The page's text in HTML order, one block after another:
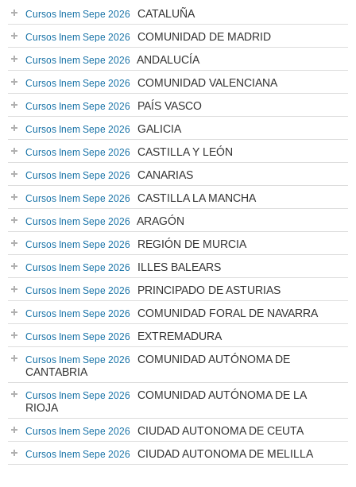
Cursos Inem Sepe 2026 CATALUÑA
Cursos Inem Sepe 2026 COMUNIDAD DE MADRID
Cursos Inem Sepe 2026 ANDALUCÍA
Cursos Inem Sepe 2026 COMUNIDAD VALENCIANA
Cursos Inem Sepe 2026 PAÍS VASCO
Cursos Inem Sepe 2026 GALICIA
Cursos Inem Sepe 2026 CASTILLA Y LEÓN
Cursos Inem Sepe 2026 CANARIAS
Cursos Inem Sepe 2026 CASTILLA LA MANCHA
Cursos Inem Sepe 2026 ARAGÓN
Cursos Inem Sepe 2026 REGIÓN DE MURCIA
Cursos Inem Sepe 2026 ILLES BALEARS
Cursos Inem Sepe 2026 PRINCIPADO DE ASTURIAS
Cursos Inem Sepe 2026 COMUNIDAD FORAL DE NAVARRA
Cursos Inem Sepe 2026 EXTREMADURA
Cursos Inem Sepe 2026
COMUNIDAD AUTÓNOMA DE
CANTABRIA
Cursos Inem Sepe 2026
COMUNIDAD AUTÓNOMA DE LA
RIOJA
Cursos Inem Sepe 2026 CIUDAD AUTONOMA DE CEUTA
Cursos Inem Sepe 2026 CIUDAD AUTONOMA DE MELILLA